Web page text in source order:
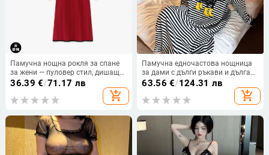
Памучна нощна рокля за спане
за жени — пуловер стил, дишаща
и удобна, кръгло деколте, дълги
подходяща за зимно, пролетно и
36.39 €/71.17 лв
add_shopping_cart
Памучна едночастова нощница
за дами с дълги ръкави и дълга
пола, модел: карикатурно куче в
райета, домашно облекло за
пролет и есен
63.56 €/124.31 лв
add_shopping_cart